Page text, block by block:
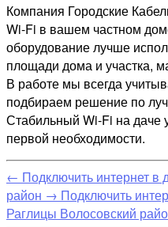
Компания Городские
Wi-Fi в вашем частном
оборудование лучше
площади дома и участка,
В работе мы всегда
подбираем решение по
Стабильный Wi-Fi на даче
первой необходимости.
← Подключить интернет в
район → Подключить
Раглицы Волосовский